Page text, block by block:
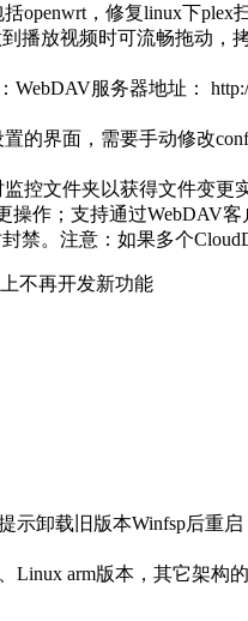
openwrt，修复linux下plex
播放视频时可流畅拖动，
服务器地址：
的界面，需要手动修改
控文件夹以获得文件变
作；支持通过WebDAV客
禁。注意：如果多个
不再开发新功能
示卸载旧版本Winfsp后重
Linux arm版本，其它架